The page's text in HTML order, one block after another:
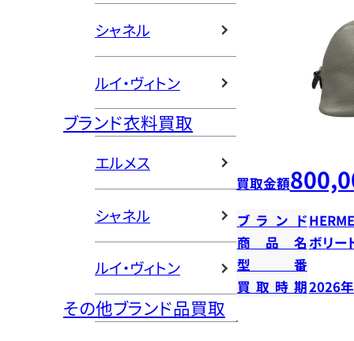
シャネル
ルイ・ヴィトン
ブランド衣料買取
エルメス
シャネル
ルイ・ヴィトン
その他ブランド品買取
買取金額
ブランド
商品名ボリー
型番
買取時期2026